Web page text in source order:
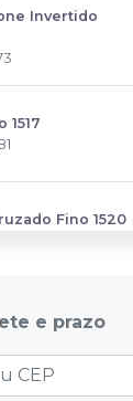
Invertido
1517
Fino 1520
1512
e prazo